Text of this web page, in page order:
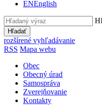
ENEnglish
Hľadať
rozšírené vyhľadávanie
RSS Mapa webu
Obec
Obecný úrad
Samospráva
Zverejňovanie
Kontakty